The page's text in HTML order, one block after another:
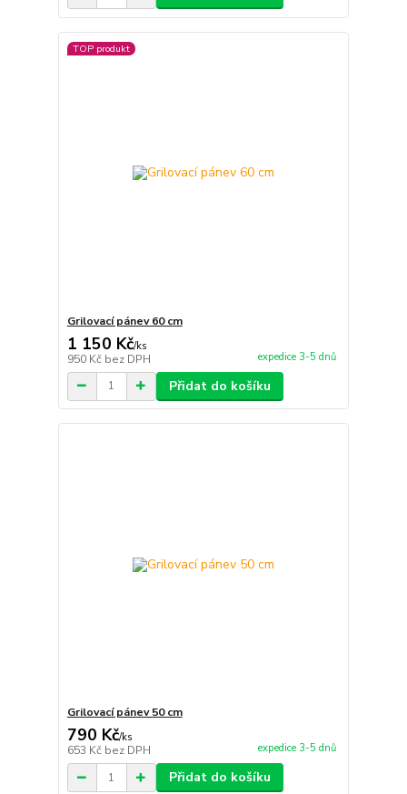
TOP produkt
Grilovací pánev 60 cm
1 150 Kč/ks
950 Kč bez DPH expedice 3-5 dnů
Přidat do košíku
Grilovací pánev 50 cm
790 Kč/ks
653 Kč bez DPH expedice 3-5 dnů
Přidat do košíku